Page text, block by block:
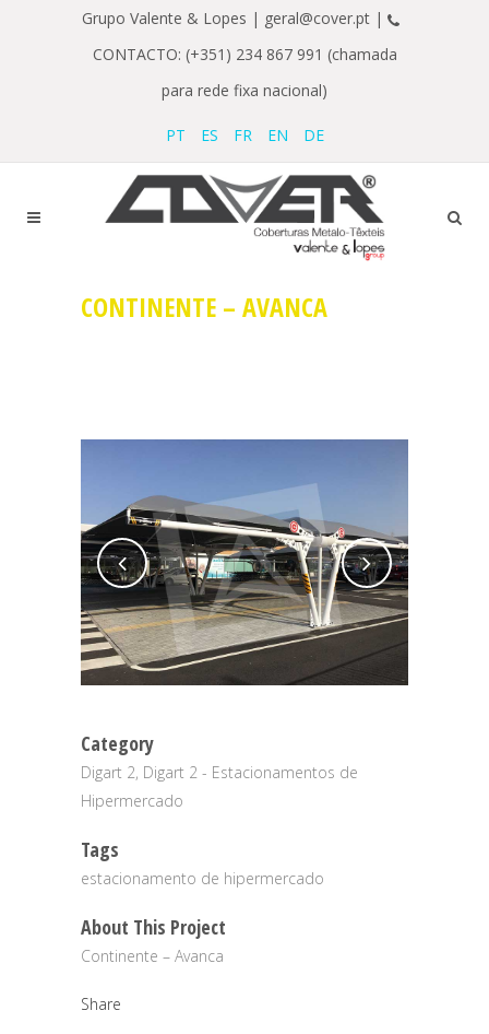
Grupo Valente & Lopes | geral@cover.pt |
CONTACTO: (+351) 234 867 991 (chamada
para rede fixa nacional)
PT ES FR EN DE
CONTINENTE – AVANCA
Category
Digart 2, Digart 2 - Estacionamentos de
Hipermercado
Tags
estacionamento de hipermercado
About This Project
Continente – Avanca
Share